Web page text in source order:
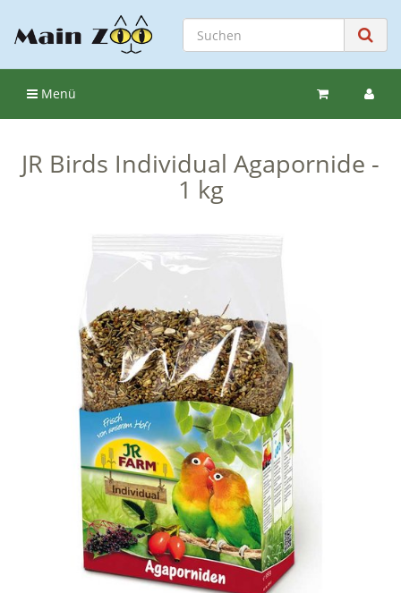
Menü
JR Birds Individual Agapornide -
1 kg